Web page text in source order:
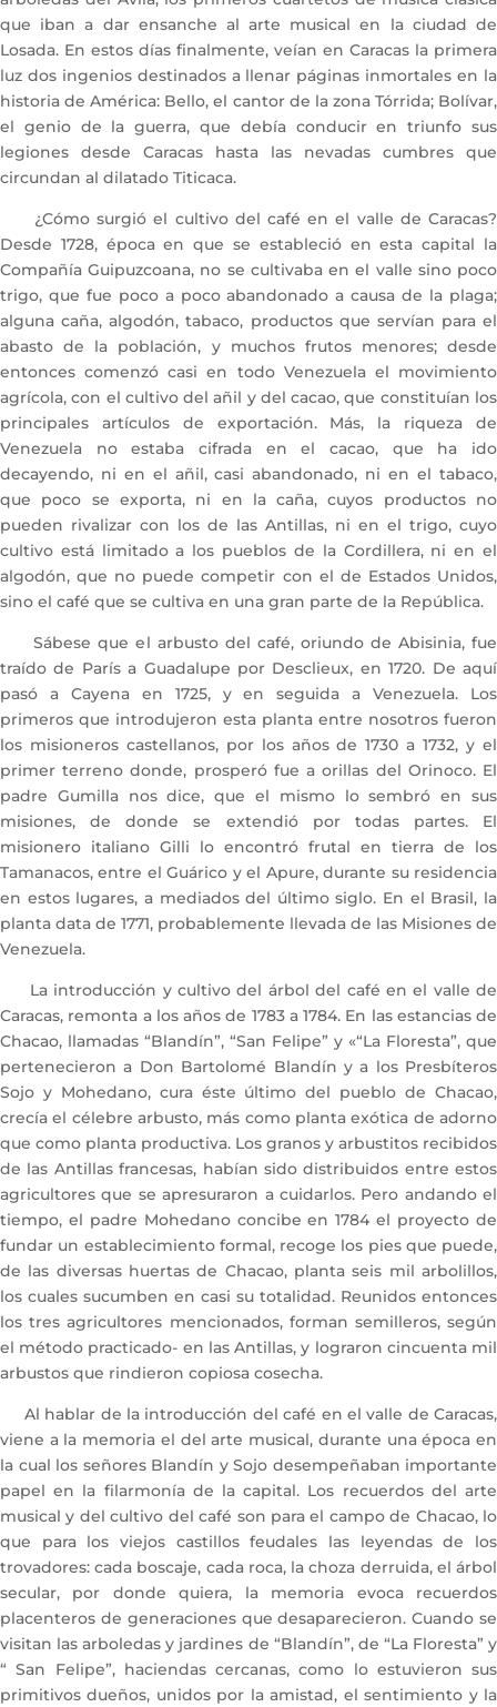
que iban a dar ensanche al arte musical en la ciudad de
Losada. En estos días finalmente, veían en Caracas la primera
luz dos ingenios destinados a llenar páginas inmortales en la
historia de América: Bello, el cantor de la zona Tórrida; Bolívar,
el genio de la guerra, que debía conducir en triunfo sus
legiones desde Caracas hasta las nevadas cumbres que
circundan al dilatado Titicaca.
¿Cómo surgió el cultivo del café en el valle de Caracas?
Desde 1728, época en que se estableció en esta capital la
Compañía Guipuzcoana, no se cultivaba en el valle sino poco
trigo, que fue poco a poco abandonado a causa de la plaga;
alguna caña, algodón, tabaco, productos que servían para el
abasto de la población, y muchos frutos menores; desde
entonces comenzó casi en todo Venezuela el movimiento
agrícola, con el cultivo del añil y del cacao, que constituían los
principales artículos de exportación. Más, la riqueza de
Venezuela no estaba cifrada en el cacao, que ha ido
decayendo, ni en el añil, casi abandonado, ni en el tabaco,
que poco se exporta, ni en la caña, cuyos productos no
pueden rivalizar con los de las Antillas, ni en el trigo, cuyo
cultivo está limitado a los pueblos de la Cordillera, ni en el
algodón, que no puede competir con el de Estados Unidos,
sino el café que se cultiva en una gran parte de la República.
Sábese que el arbusto del café, oriundo de Abisinia, fue
traído de París a Guadalupe por Desclieux, en 1720. De aquí
pasó a Cayena en 1725, y en seguida a Venezuela. Los
primeros que introdujeron esta planta entre nosotros fueron
los misioneros castellanos, por los años de 1730 a 1732, y el
primer terreno donde, prosperó fue a orillas del Orinoco. El
padre Gumilla nos dice, que el mismo lo sembró en sus
misiones, de donde se extendió por todas partes. El
misionero italiano Gilli lo encontró frutal en tierra de los
Tamanacos, entre el Guárico y el Apure, durante su residencia
en estos lugares, a mediados del último siglo. En el Brasil, la
planta data de 1771, probablemente llevada de las Misiones de
Venezuela.
La introducción y cultivo del árbol del café en el valle de
Caracas, remonta a los años de 1783 a 1784. En las estancias de
Chacao, llamadas “Blandín”, “San Felipe” y «“La Floresta”, que
pertenecieron a Don Bartolomé Blandín y a los Presbíteros
Sojo y Mohedano, cura éste último del pueblo de Chacao,
crecía el célebre arbusto, más como planta exótica de adorno
que como planta productiva. Los granos y arbustitos recibidos
de las Antillas francesas, habían sido distribuidos entre estos
agricultores que se apresuraron a cuidarlos. Pero andando el
tiempo, el padre Mohedano concibe en 1784 el proyecto de
fundar un establecimiento formal, recoge los pies que puede,
de las diversas huertas de Chacao, planta seis mil arbolillos,
los cuales sucumben en casi su totalidad. Reunidos entonces
los tres agricultores mencionados, forman semilleros, según
el método practicado- en las Antillas, y lograron cincuenta mil
arbustos que rindieron copiosa cosecha.
Al hablar de la introducción del café en el valle de Caracas,
viene a la memoria el del arte musical, durante una época en
la cual los señores Blandín y Sojo desempeñaban importante
papel en la filarmonía de la capital. Los recuerdos del arte
musical y del cultivo del café son para el campo de Chacao, lo
que para los viejos castillos feudales las leyendas de los
trovadores: cada boscaje, cada roca, la choza derruida, el árbol
secular, por donde quiera, la memoria evoca recuerdos
placenteros de generaciones que desaparecieron. Cuando se
visitan las arboledas y jardines de “Blandín”, de “La Floresta” y
“ San Felipe”, haciendas cercanas, como lo estuvieron sus
primitivos dueños, unidos por la amistad, el sentimiento y la